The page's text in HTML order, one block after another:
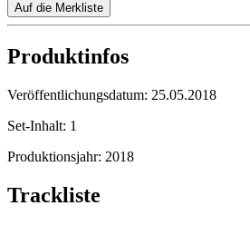
Auf die Merkliste
Produktinfos
Veröffentlichungsdatum: 25.05.2018
Set-Inhalt: 1
Produktionsjahr: 2018
Trackliste